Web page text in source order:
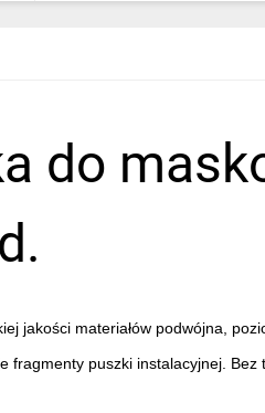
do
jakości materiałów podwójna,
fragmenty puszki instalacyjnej.